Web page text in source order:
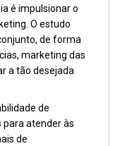
é impulsionar o
O estudo
de forma
marketing das
a tão desejada
de
atender às
de